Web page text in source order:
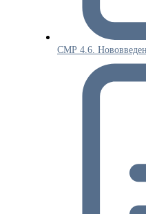
СМР 4.6.